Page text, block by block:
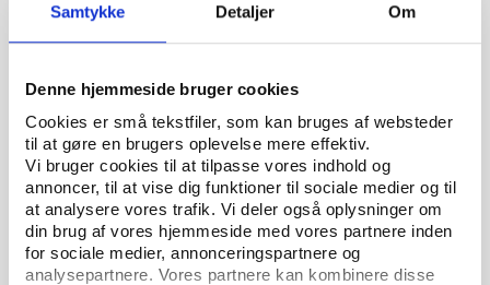
Samtykke Detaljer Om
Denne hjemmeside bruger cookies
Cookies er små tekstfiler, som kan bruges af websteder
til at gøre en brugers oplevelse mere effektiv.
Vi bruger cookies til at tilpasse vores indhold og
annoncer, til at vise dig funktioner til sociale medier og til
at analysere vores trafik. Vi deler også oplysninger om
din brug af vores hjemmeside med vores partnere inden
for sociale medier, annonceringspartnere og
analysepartnere. Vores partnere kan kombinere disse
ARTIKEL 05.07.2024
Folkemødet 2024: Mange unge ønsker at handle
på klimakrisen og gøre noget for den grønne
omstilling nu